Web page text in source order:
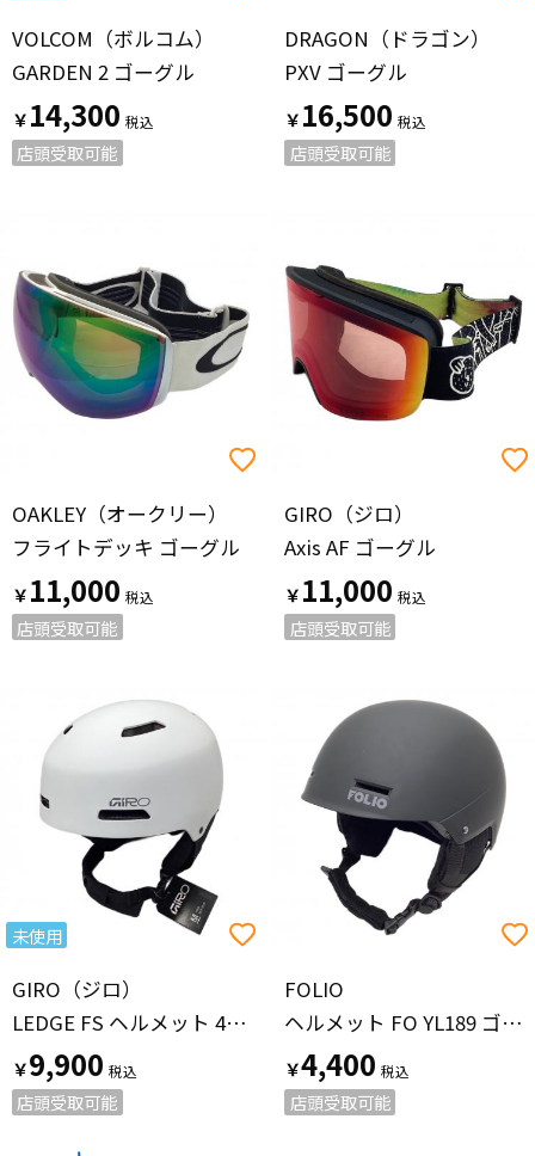
VOLCOM（ボルコム）
GARDEN 2 ゴーグル
￥14,300
店頭受取可能
DRAGON（ドラゴン）
PXV ゴーグル
￥16,500
店頭受取可能
OAKLEY（オークリー）
フライトデッキ ゴーグル
￥11,000
店頭受取可能
GIRO（ジロ）
Axis AF ゴーグル
￥11,000
店頭受取可能
未使用
GIRO（ジロ）
LEDGE FS ヘルメット 40611-067 タグ付き ホワイト 25-26 ユニセックス SIZE M （55.5-59cm）
￥9,900
店頭受取可能
FOLIO
ヘルメット FO YL189 ゴーグルバンド跡有・ブラック 25-26モデル ユニセックス SIZE M （55-58cm）
￥4,400
店頭受取可能